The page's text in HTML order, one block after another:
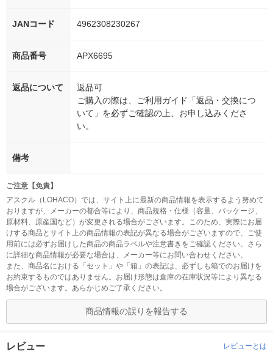
JANコード 4962308230267
商品番号 APX6695
返品について
返品可
ご購入の際は、ご利用ガイド「返品・交換につ
いて」を必ずご確認の上、お申し込みくださ
い。
備考
ご注意【免責】
アスクル（LOHACO）では、サイト上に最新の商品情報を表示するよう努めて
おりますが、メーカーの都合等により、商品規格・仕様（容量、パッケージ、
原材料、原産国など）が変更される場合がございます。このため、実際にお届
けする商品とサイト上の商品情報の表記が異なる場合がございますので、ご使
用前には必ずお届けした商品の商品ラベルや注意書きをご確認ください。さら
に詳細な商品情報が必要な場合は、メーカー等にお問い合わせください。
また、商品名における「セット」や「箱」の表記は、必ずしも箱でのお届けを
お約束するものではありません。お届け形態は倉庫の在庫状況等により異なる
場合がございます。あらかじめご了承ください。
商品情報の誤りを報告する
レビュー レビューとは